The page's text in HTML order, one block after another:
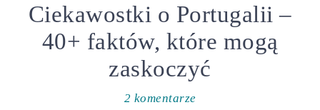
Ciekawostki o Portugalii –
40+ faktów, które mogą
zaskoczyć
2 komentarze